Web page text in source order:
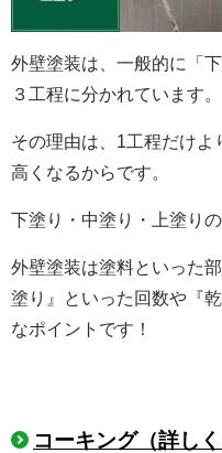
外壁塗装は、一般的に「
３工程に分かれています。
その理由は、1工程だけよ
高くなるからです。
下塗り・中塗り・上塗り
外壁塗装は塗料といった
塗り』といった回数や『
なポイントです！
コーキング（詳し